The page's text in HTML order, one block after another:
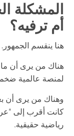
المشكلة
أم ترفيه؟
هنا ينقسم الجمهور.
لمنصة عالمية
وهناك من يرى أن
كانت أقرب إلى
رياضية حقيقية.